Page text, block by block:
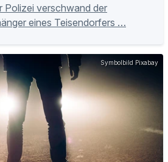
Polizei verschwand der
eines Teisendorfers …
Symbolbild Pixabay